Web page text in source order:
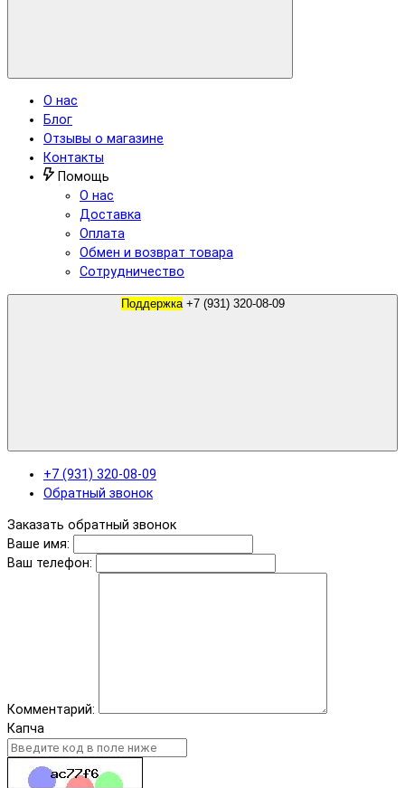
О нас
Блог
Отзывы о магазине
Контакты
Помощь
О нас
Доставка
Оплата
Обмен и возврат товара
Сотрудничество
Поддержка +7 (931) 320-08-09
+7 (931) 320-08-09
Обратный звонок
Заказать обратный звонок
Ваше имя:
Ваш телефон:
Комментарий:
Капча